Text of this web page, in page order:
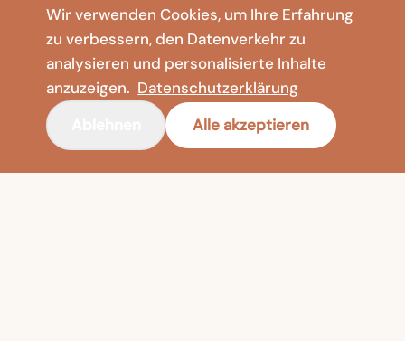
Wir verwenden Cookies, um Ihre Erfahrung
zu verbessern, den Datenverkehr zu
analysieren und personalisierte Inhalte
anzuzeigen. Datenschutzerklärung
Alle akzeptieren
Impressum
Nutzungsbedingungen
SHOP
Bodenvasen
Meditation & Yoga
Faltmatten & Bodenkissen
🇩🇪Deutschland